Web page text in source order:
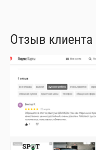
Отзыв клиента